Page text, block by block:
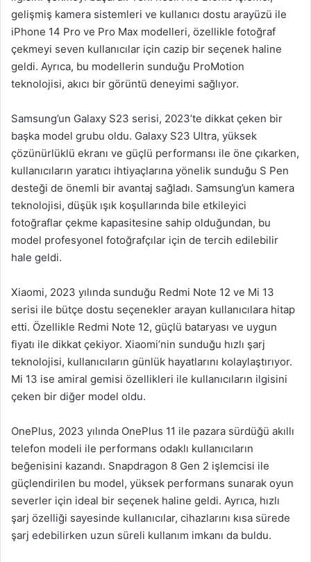
gelişmiş kamera sistemleri ve kullanıcı dostu arayüzü ile
iPhone 14 Pro ve Pro Max modelleri, özellikle fotoğraf
çekmeyi seven kullanıcılar için cazip bir seçenek haline
geldi. Ayrıca, bu modellerin sunduğu ProMotion
teknolojisi, akıcı bir görüntü deneyimi sağlıyor.
Samsung’un Galaxy S23 serisi, 2023’te dikkat çeken bir
başka model grubu oldu. Galaxy S23 Ultra, yüksek
çözünürlüklü ekranı ve güçlü performansı ile öne çıkarken,
kullanıcıların yaratıcı ihtiyaçlarına yönelik sunduğu S Pen
desteği de önemli bir avantaj sağladı. Samsung’un kamera
teknolojisi, düşük ışık koşullarında bile etkileyici
fotoğraflar çekme kapasitesine sahip olduğundan, bu
model profesyonel fotoğrafçılar için de tercih edilebilir
hale geldi.
Xiaomi, 2023 yılında sunduğu Redmi Note 12 ve Mi 13
serisi ile bütçe dostu seçenekler arayan kullanıcılara hitap
etti. Özellikle Redmi Note 12, güçlü bataryası ve uygun
fiyatı ile dikkat çekiyor. Xiaomi’nin sunduğu hızlı şarj
teknolojisi, kullanıcıların günlük hayatlarını kolaylaştırıyor.
Mi 13 ise amiral gemisi özellikleri ile kullanıcıların ilgisini
çeken bir diğer model oldu.
OnePlus, 2023 yılında OnePlus 11 ile pazara sürdüğü akıllı
telefon modeli ile performans odaklı kullanıcıların
beğenisini kazandı. Snapdragon 8 Gen 2 işlemcisi ile
güçlendirilen bu model, yüksek performans sunarak oyun
severler için ideal bir seçenek haline geldi. Ayrıca, hızlı
şarj özelliği sayesinde kullanıcılar, cihazlarını kısa sürede
şarj edebilirken uzun süreli kullanım imkanı da buldu.